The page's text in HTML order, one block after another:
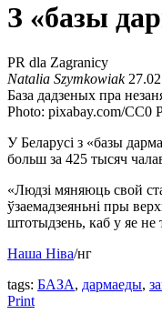
З «базы
PR dla Zagranicy
Natalia Szymkowiak
База дадзеных пра
Photo: pixabay.com/CC0
У Беларусі з «базы
больш за 425 тысяч
«Людзі мяняюць свой
ўзаемадзеяньні пры
штотыдзень, каб у яе не
Наша Ніва/нг
tags: БАЗА, дармаеды,
Print